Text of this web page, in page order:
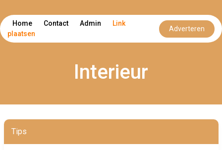
Home Contact Admin
Link
plaatsen
Adverteren
Interieur
Tips